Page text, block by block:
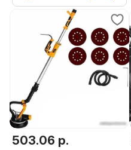
503.06 р.